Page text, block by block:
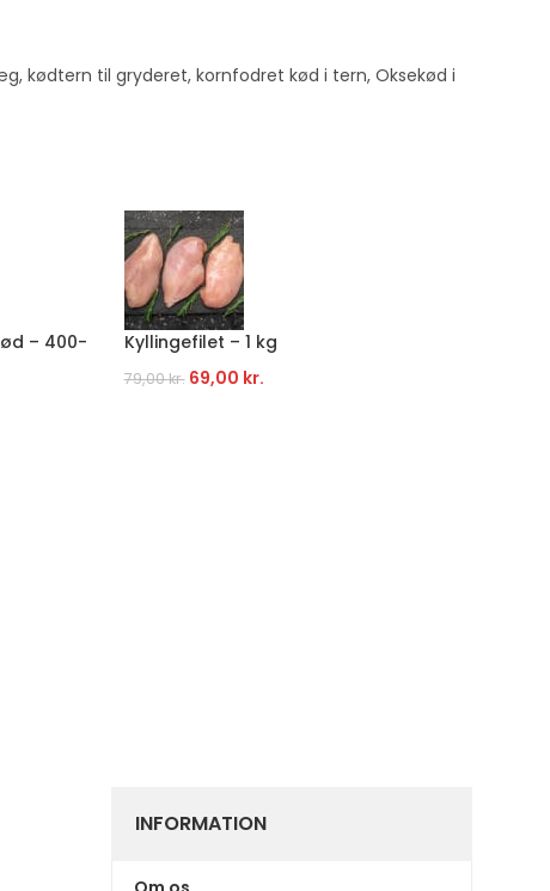
, kødtern til gryderet, kornfodret kød i tern, Oksekød i
– 400-
Kyllingefilet – 1 kg
79,00kr. 69,00 kr.
INFORMATION